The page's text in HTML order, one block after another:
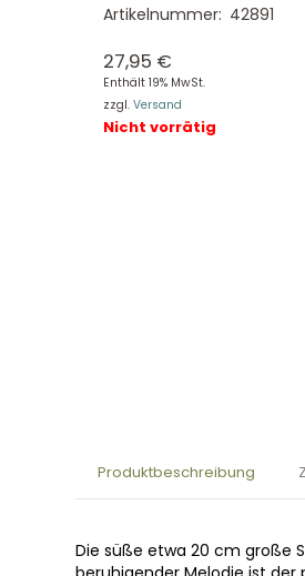
Artikelnummer: 42891
27,95 €
Enthält 19% MwSt.
zzgl. Versand
Nicht vorrätig
Produktbeschreibung
Die süße etwa 20 cm große